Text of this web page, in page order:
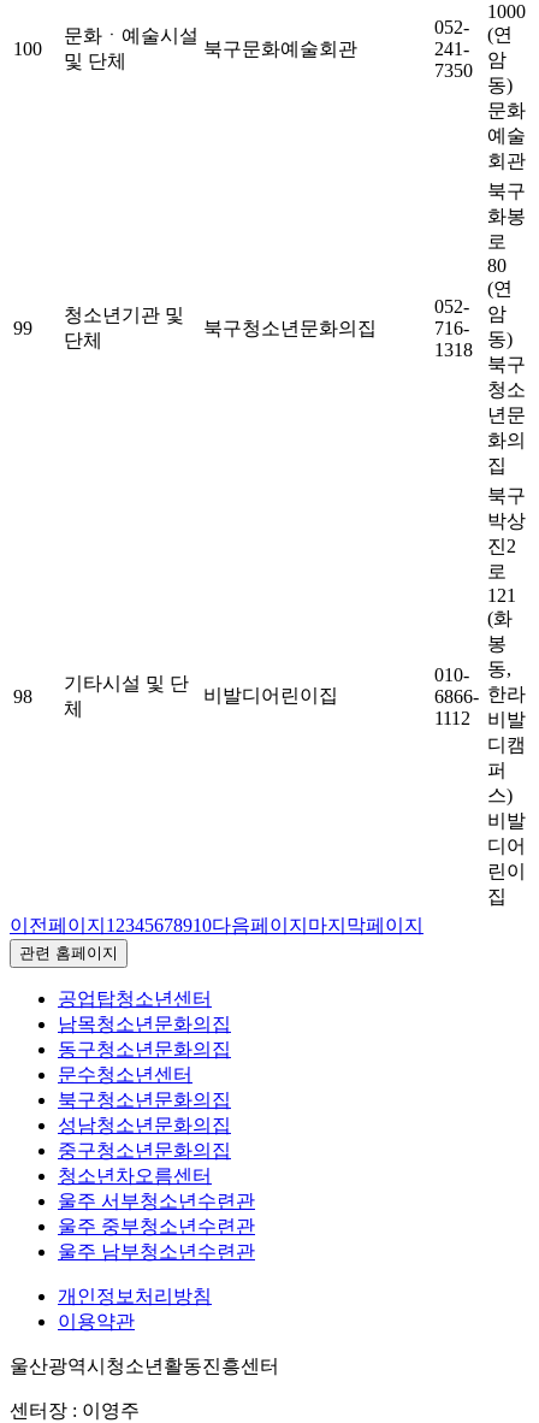
100
문화ㆍ예술시설
및 단체
북구문화예술회관
052-
241-
7350
1000
(연
암
동)
문화
예술
회관
99
청소년기관 및
단체
북구청소년문화의집
052-
716-
1318
북구
화봉
로
80
(연
암
동)
북구
청소
년문
화의
집
98
기타시설 및 단
체
비발디어린이집
010-
6866-
1112
북구
박상
진2
로
121
(화
봉
동,
한라
비발
디캠
퍼
스)
비발
디어
린이
집
이전페이지 1 2345678910다음페이지 마지막페이지
관련 홈페이지
공업탑청소년센터
남목청소년문화의집
동구청소년문화의집
문수청소년센터
북구청소년문화의집
성남청소년문화의집
중구청소년문화의집
청소년차오름센터
울주 서부청소년수련관
울주 중부청소년수련관
울주 남부청소년수련관
개인정보처리방침
이용약관
울산광역시청소년활동진흥센터
센터장 : 이영주